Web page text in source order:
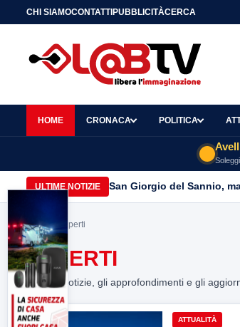
CHI SIAMOCONTATTIPUBBLICITÀCERCA
HOME CRONACA POLITICA
ULTIME NOTIZIE San Giorgio del Sannio,
Home> esperti
ESPERTI
Tutte le notizie, gli approfondimenti e gli
ATTUALITÀ